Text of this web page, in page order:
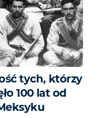
tych, którzy
100 lat od